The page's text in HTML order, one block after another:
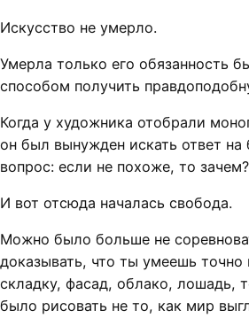
Искусство не умерло.
Умерла только его обязанность
способом получить
Когда у художника отобрали
он был вынужден искать ответ
вопрос: если не похоже, то зачем?
И вот отсюда началась свобода.
Можно было больше не
доказывать, что ты умеешь точно
складку, фасад, облако, лошадь,
было рисовать не то, как мир